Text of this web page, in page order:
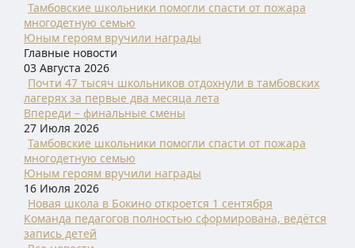
Тамбовские школьники помогли спасти от пожара
многодетную семью
Юным героям вручили награды
Главные новости
03 Августа 2026
Почти 47 тысяч школьников отдохнули в тамбовских
лагерях за первые два месяца лета
Впереди – финальные смены
27 Июля 2026
Тамбовские школьники помогли спасти от пожара
многодетную семью
Юным героям вручили награды
16 Июля 2026
Новая школа в Бокино откроется 1 сентября
Команда педагогов полностью сформирована, ведётся
запись детей